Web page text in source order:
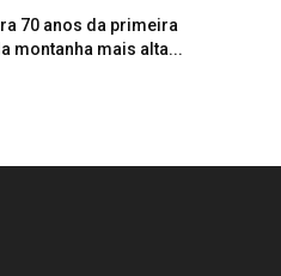
70 anos da primeira
montanha mais alta...